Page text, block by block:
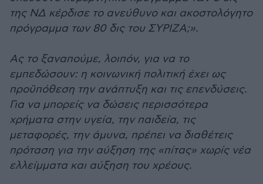
της ΝΔ κέρδισε το ανεύθυνο και ακοστολόγητο
πρόγραμμα των 80 δις του ΣΥΡΙΖΑ;».
Ας το ξαναπούμε, λοιπόν, για να το
εμπεδώσουν: η κοινωνική πολιτική έχει ως
προϋπόθεση την ανάπτυξη και τις επενδύσεις.
Για να μπορείς να δώσεις περισσότερα
χρήματα στην υγεία, την παιδεία, τις
μεταφορές, την άμυνα, πρέπει να διαθέτεις
πρόταση για την αύξηση της «πίτας» χωρίς νέα
ελλείμματα και αύξηση του χρέους.